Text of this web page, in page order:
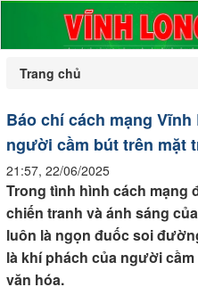
Trang chủ
Báo chí cách mạng
người cầm bút trên mặt
21:57, 22/06/2025
Trong tình hình cách mạng
chiến tranh và ánh sáng
luôn là ngọn đuốc soi
là khí phách của người
văn hóa.